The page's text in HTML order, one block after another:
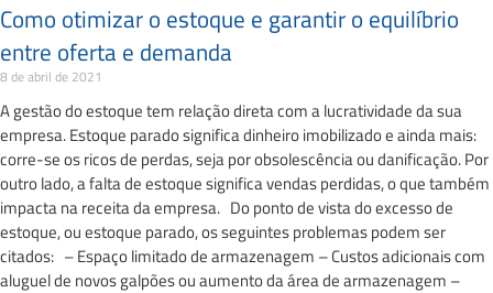
Como otimizar o estoque e garantir o equilíbrio
entre oferta e demanda
8 de abril de 2021
A gestão do estoque tem relação direta com a lucratividade da sua
empresa. Estoque parado significa dinheiro imobilizado e ainda mais:
corre-se os ricos de perdas, seja por obsolescência ou danificação. Por
outro lado, a falta de estoque significa vendas perdidas, o que também
impacta na receita da empresa. Do ponto de vista do excesso de
estoque, ou estoque parado, os seguintes problemas podem ser
citados: – Espaço limitado de armazenagem – Custos adicionais com
aluguel de novos galpões ou aumento da área de armazenagem –